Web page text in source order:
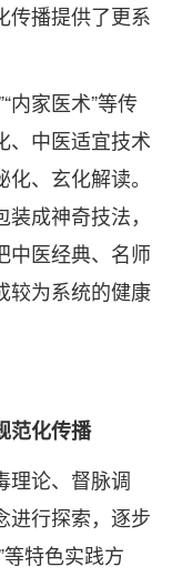
传播提供了更系
家医术”等传
、中医适宜技术
、玄化解读。
成神奇技法，
中医经典、名师
较为系统的健康
化传播
论、督脉调
进行探索，逐步
特色实践方